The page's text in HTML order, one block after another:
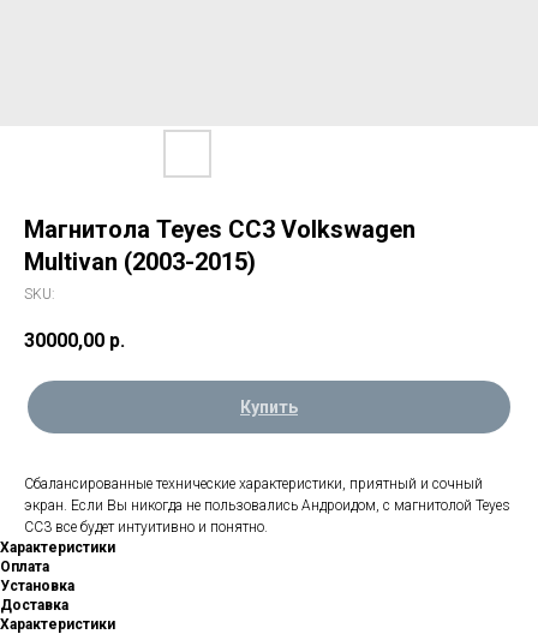
Магнитола Teyes CC3 Volkswagen
Multivan (2003-2015)
SKU:
30000,00 р.
Купить
Сбалансированные технические характеристики, приятный и сочный
экран. Если Вы никогда не пользовались Андроидом, с магнитолой Teyes
CC3 все будет интуитивно и понятно.
Характеристики
Оплата
Установка
Доставка
Характеристики